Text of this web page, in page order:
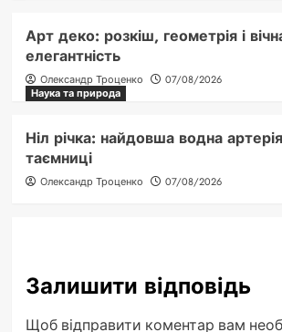
Арт деко: розкіш, геометрія і
елегантність
Олександр Троценко
07/08/2026
Наука та природа
Ніл річка: найдовша водна
таємниці
Олександр Троценко 07/08/2026
Залишити відповідь
Щоб відправити коментар вам